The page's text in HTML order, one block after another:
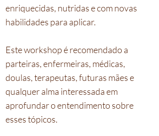
enriquecidas, nutridas e com novas
habilidades para aplicar.
Este workshop é recomendado a
parteiras, enfermeiras, médicas,
doulas, terapeutas, futuras mães e
qualquer alma interessada em
aprofundar o entendimento sobre
esses tópicos.